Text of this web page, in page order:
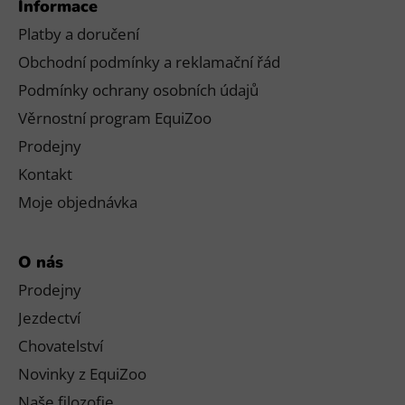
Informace
Platby a doručení
Obchodní podmínky a reklamační řád
Podmínky ochrany osobních údajů
Věrnostní program EquiZoo
Prodejny
Kontakt
Moje objednávka
O nás
Prodejny
Jezdectví
Chovatelství
Novinky z EquiZoo